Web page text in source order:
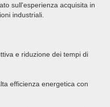
sull'esperienza acquisita in
industriali.
e riduzione dei tempi di
efficienza energetica con